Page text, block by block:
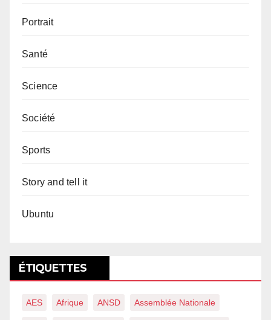
Portrait
Santé
Science
Société
Sports
Story and tell it
Ubuntu
ÉTIQUETTES
AES Afrique ANSD Assemblée Nationale